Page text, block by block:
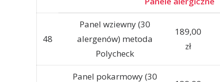
48
Panel wziewny (30
alergenów) metoda
Polycheck
189,00
zł
Panel pokarmowy (30